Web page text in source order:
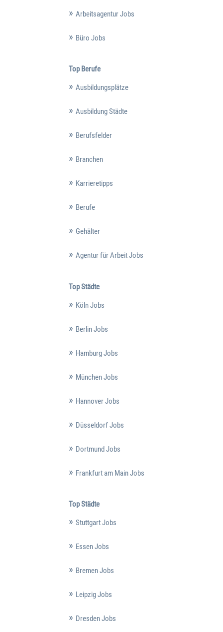
Arbeitsagentur Jobs
Büro Jobs
Top Berufe
Ausbildungsplätze
Ausbildung Städte
Berufsfelder
Branchen
Karrieretipps
Berufe
Gehälter
Agentur für Arbeit Jobs
Top Städte
Köln Jobs
Berlin Jobs
Hamburg Jobs
München Jobs
Hannover Jobs
Düsseldorf Jobs
Dortmund Jobs
Frankfurt am Main Jobs
Top Städte
Stuttgart Jobs
Essen Jobs
Bremen Jobs
Leipzig Jobs
Dresden Jobs